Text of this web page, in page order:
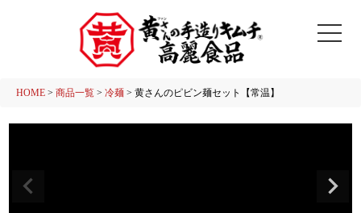
HOME 商品一覧 冷麺 黄さんのピビン麺セット【常温】